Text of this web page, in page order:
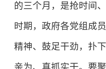
的三个月，是抢时间
时期，政府各党组成
精神、鼓足干劲，扑
亲为、真抓实干。要